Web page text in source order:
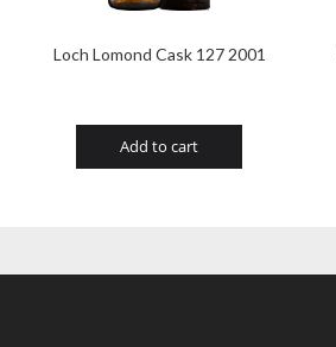
Loch Lomond Cask 127 2001
Add to cart